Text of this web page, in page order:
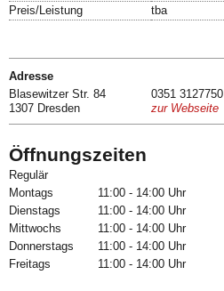
Preis/Leistung
tba
Adresse
Blasewitzer Str. 84
0351 3127750
1307 Dresden
zur Webseite
Öffnungszeiten
Regulär
Montags
11:00 - 14:00 Uhr
Dienstags
11:00 - 14:00 Uhr
Mittwochs
11:00 - 14:00 Uhr
Donnerstags
11:00 - 14:00 Uhr
Freitags
11:00 - 14:00 Uhr